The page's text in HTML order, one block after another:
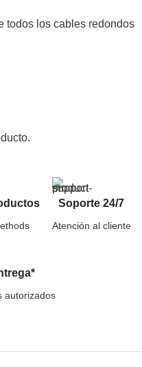
todos los cables redondos
Soporte 24/7
Atención al cliente
autorizados